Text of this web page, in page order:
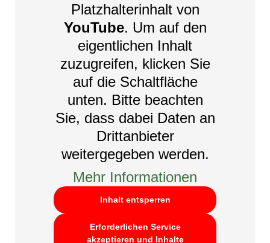
Platzhalterinhalt von
YouTube. Um auf den
eigentlichen Inhalt
zuzugreifen, klicken Sie
auf die Schaltfläche
unten. Bitte beachten
Sie, dass dabei Daten an
Drittanbieter
weitergegeben werden.
Mehr Informationen
Inhalt entsperren
Erforderlichen Service
akzeptieren und Inhalte